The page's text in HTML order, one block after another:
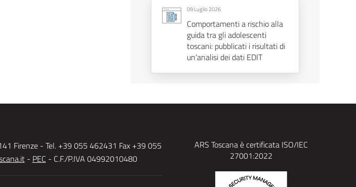
09 Luglio 2026
Comportamenti a rischio alla
guida tra gli adolescenti
toscani: pubblicati i risultati di
un’analisi dei dati EDIT
Firenze - Tel. +39 055 462431 Fax +39 055
- PEC - C.F./P.IVA 04992010480
ARS Toscana è certificata ISO/IEC
27001:2022